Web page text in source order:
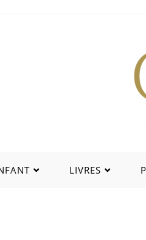
LIVRES